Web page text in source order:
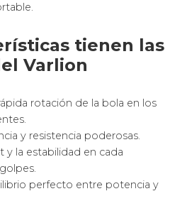
tienen las
Varlion
rotación de la bola en los
y resistencia poderosas.
y la estabilidad en cada
perfecto entre potencia y